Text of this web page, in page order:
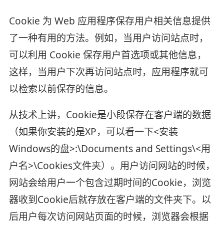
Cookie 为 Web 应用程序保存用户相关信息提供
了一种有用的方法。例如，当用户访问站点时，
可以利用 Cookie 保存用户首选项或其他信息，
这样，当用户下次再访问站点时，应用程序就可
以检索以前保存的信息。
从技术上讲，Cookie是小段保存在客户端的数据
（如果你安装的是XP，可以看一下<安装
Windows的盘>:\Documents and Settings\<用
户名>\Cookies文件夹）。用户访问网站的时候，
网站会给用户一个包含过期时间的Cookie，浏览
器收到Cookie后就存放在客户端的文件夹下。以
后用户每次访问网站页面的时候，浏览器会根据